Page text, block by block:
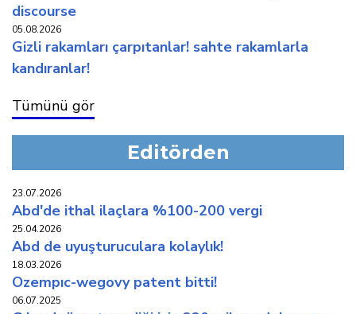
discourse
05.08.2026
gi̇zli̇ rakamlari çarpitanlar! sahte rakamlarla
kandiranlar!
Tümünü gör
Editörden
23.07.2026
abd'de i̇thal i̇laçlara %100-200 vergi̇
25.04.2026
abd de uyuşturuculara kolaylik!
18.03.2026
ozempic-wegovy patent bi̇tti̇!
06.07.2025